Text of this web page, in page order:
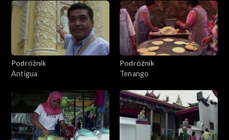
Podróżnik
Antigua
Podróżnik
Tenango